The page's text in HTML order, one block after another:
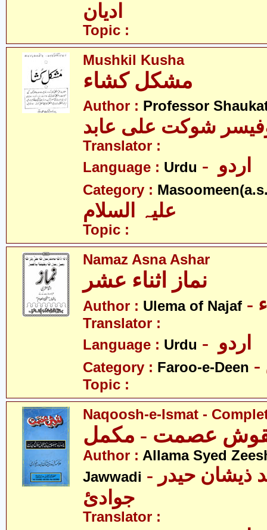
ادیان
Topic :
Mushkil Kusha
مشکل کشاء
Author : Professor
شوکت علی عابد
Translator :
Language : Urdu
Category :
Topic :
Namaz Asna Ashar
نماز اثناء عشر
Author : Ulema of Najaf
Translator :
Language : Urdu
Category : Faroo-e-Deen
Topic :
Naqoosh-e-Ismat -
عصمت - مکمل
Author : Allama Syed
Jawwadi - علامہ سیّد ذیشان حیدر
جوادئ
Translator :